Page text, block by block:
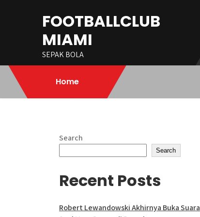
FOOTBALLCLUB
MIAMI
SEPAK BOLA
Home
Search
Search
Recent Posts
Robert Lewandowski Akhirnya Buka Suara